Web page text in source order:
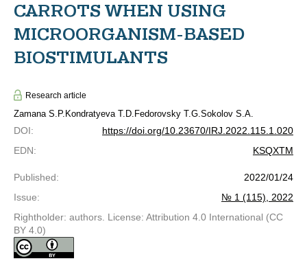
CARROTS WHEN USING
MICROORGANISM-BASED
BIOSTIMULANTS
Research article
Zamana S.P. Kondratyeva T.D. Fedorovsky T.G.Sokolov S.A.
DOI:
https://doi.org/10.23670/IRJ.2022.115.1.020
EDN: KSQXTM
Published:
2022/01/24
Issue:
№ 1 (115), 2022
Rightholder: authors. License: Attribution 4.0 International (CC
BY 4.0)